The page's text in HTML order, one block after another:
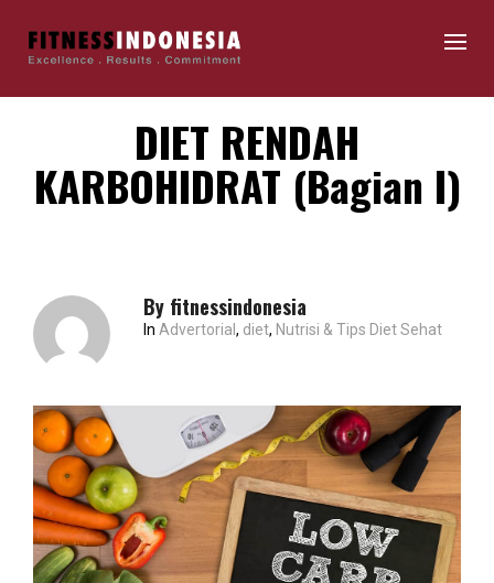
DIET RENDAH
KARBOHIDRAT (Bagian I)
By fitnessindonesia
In Advertorial , diet, Nutrisi & Tips Diet Sehat